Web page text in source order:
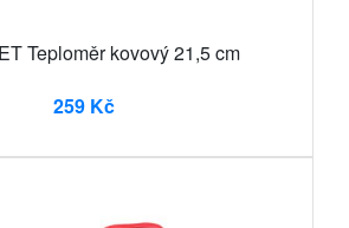
Teploměr kovový 21,5 cm
259 Kč